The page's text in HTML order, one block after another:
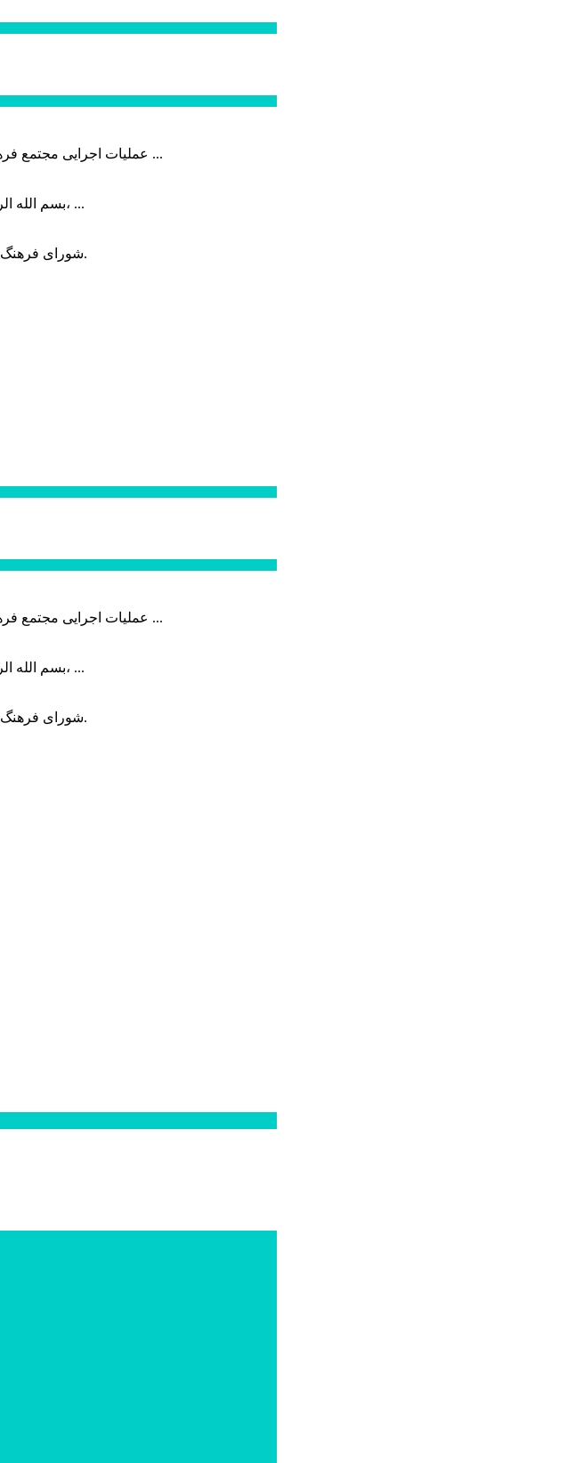
عملیات اجرایی مجتمع فرهنگی و هنری کلور از سال ۱۳۹۳ آغاز شده بود که با عنایت وزیر فرهنگ و ارشاد اسلامی دولت چهاردهم و با ...
بسم الله الرحمن الرحیم انا لله و انا الیه راجعون با نهایت تاثر و تاسف باخبر شدیم هنرمند برجسته ایران و فرزند اردبیل، ...
شورای فرهنگ عمومی اردبیل با توجه به ترکیب اعضا و رویکرد عملیاتی، می‌تواند الگویی برای سایر استان‌های کشور باشد.
عملیات اجرایی مجتمع فرهنگی و هنری کلور از سال ۱۳۹۳ آغاز شده بود که با عنایت وزیر فرهنگ و ارشاد اسلامی دولت چهاردهم و با ...
بسم الله الرحمن الرحیم انا لله و انا الیه راجعون با نهایت تاثر و تاسف باخبر شدیم هنرمند برجسته ایران و فرزند اردبیل، ...
شورای فرهنگ عمومی اردبیل با توجه به ترکیب اعضا و رویکرد عملیاتی، می‌تواند الگویی برای سایر استان‌های کشور باشد.